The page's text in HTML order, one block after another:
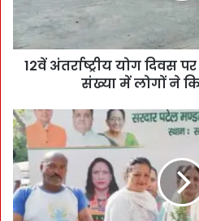
12वें अंतर्राष्ट्रीय योग दिवस
संख्या में लोगों ने